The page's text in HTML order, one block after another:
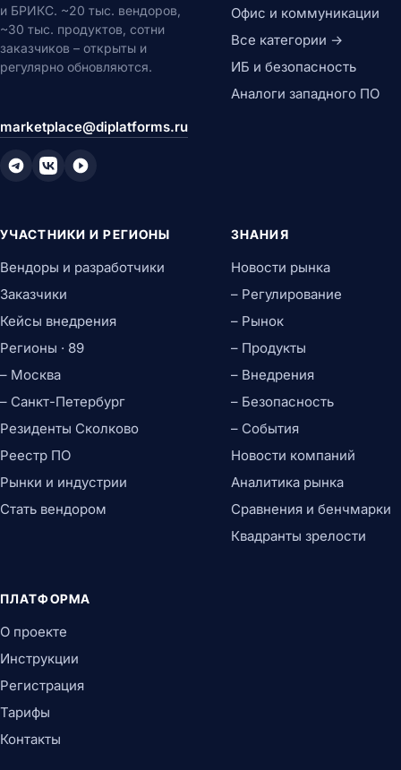
и БРИКС. ~20 тыс. вендоров,
~30 тыс. продуктов, сотни
заказчиков – открыты и
регулярно обновляются.
marketplace@diplatforms.ru
Офис и коммуникации
Все категории →
ИБ и безопасность
Аналоги западного ПО
УЧАСТНИКИ И РЕГИОНЫ
Вендоры и разработчики
Заказчики
Кейсы внедрения
Регионы · 89
– Москва
– Санкт-Петербург
Резиденты Сколково
Реестр ПО
Рынки и индустрии
Стать вендором
ЗНАНИЯ
Новости рынка
– Регулирование
– Рынок
– Продукты
– Внедрения
– Безопасность
– События
Новости компаний
Аналитика рынка
Сравнения и бенчмарки
Квадранты зрелости
ПЛАТФОРМА
О проекте
Инструкции
Регистрация
Тарифы
Контакты